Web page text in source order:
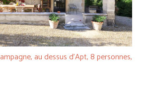
au dessus d’Apt, 8 personnes,